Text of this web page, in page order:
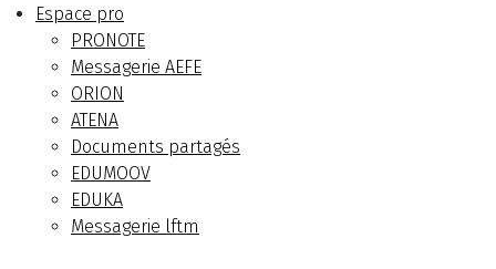
Espace pro
PRONOTE
Messagerie AEFE
ORION
ATENA
Documents partagés
EDUMOOV
EDUKA
Messagerie lftm